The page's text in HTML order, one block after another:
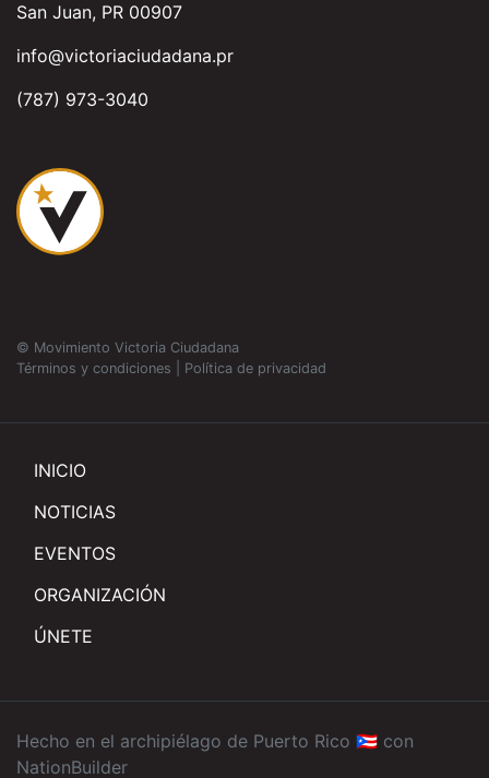
San Juan, PR 00907
info@victoriaciudadana.pr
(787) 973-3040
© Movimiento Victoria Ciudadana
Términos y condiciones
Política de privacidad
INICIO
NOTICIAS
EVENTOS
ORGANIZACIÓN
ÚNETE
Hecho en el archipiélago de Puerto Rico 🇵🇷 con
NationBuilder